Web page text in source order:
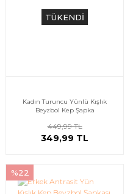
TÜKENDİ
Kadın Turuncu Yünlü Kışlık
Beyzbol Kep Şapka
449,99 TL
349,99 TL
%22